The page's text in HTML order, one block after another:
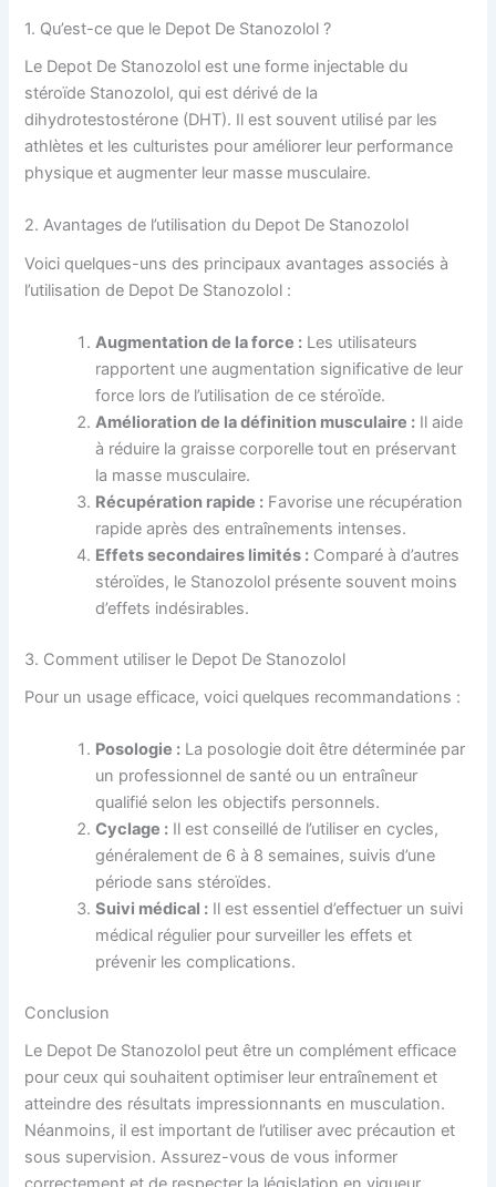
1. Qu’est-ce que le Depot De Stanozolol ?
Le Depot De Stanozolol est une forme injectable du
stéroïde Stanozolol, qui est dérivé de la
dihydrotestostérone (DHT). Il est souvent utilisé par les
athlètes et les culturistes pour améliorer leur performance
physique et augmenter leur masse musculaire.
2. Avantages de l’utilisation du Depot De Stanozolol
Voici quelques-uns des principaux avantages associés à
l’utilisation de Depot De Stanozolol :
Augmentation de la force : Les utilisateurs
rapportent une augmentation significative de leur
force lors de l’utilisation de ce stéroïde.
Amélioration de la définition musculaire : Il aide
à réduire la graisse corporelle tout en préservant
la masse musculaire.
Récupération rapide : Favorise une récupération
rapide après des entraînements intenses.
Effets secondaires limités : Comparé à d’autres
stéroïdes, le Stanozolol présente souvent moins
d’effets indésirables.
3. Comment utiliser le Depot De Stanozolol
Pour un usage efficace, voici quelques recommandations :
Posologie : La posologie doit être déterminée par
un professionnel de santé ou un entraîneur
qualifié selon les objectifs personnels.
Cyclage : Il est conseillé de l’utiliser en cycles,
généralement de 6 à 8 semaines, suivis d’une
période sans stéroïdes.
Suivi médical : Il est essentiel d’effectuer un suivi
médical régulier pour surveiller les effets et
prévenir les complications.
Conclusion
Le Depot De Stanozolol peut être un complément efficace
pour ceux qui souhaitent optimiser leur entraînement et
atteindre des résultats impressionnants en musculation.
Néanmoins, il est important de l’utiliser avec précaution et
sous supervision. Assurez-vous de vous informer